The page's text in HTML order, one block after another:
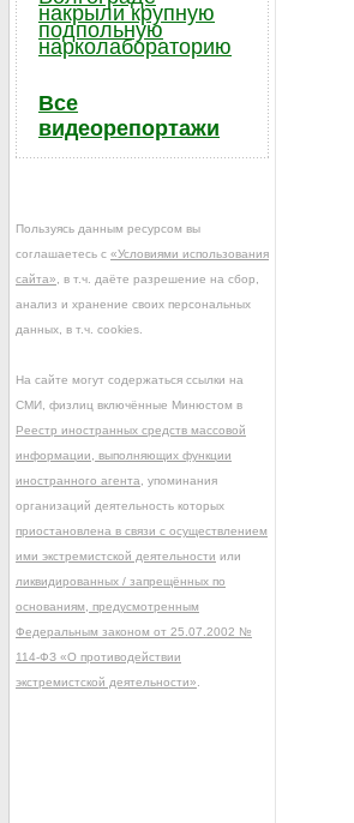
накрыли крупную
подпольную
нарколабораторию
Все
видеорепортажи
Пользуясь данным ресурсом вы
соглашаетесь с «Условиями использования
сайта» , в т.ч. даёте разрешение на сбор,
анализ и хранение своих персональных
данных, в т.ч. cookies.
На сайте могут содержаться ссылки на
СМИ, физлиц включённые Минюстом в
Реестр иностранных средств массовой
информации, выполняющих функции
иностранного агента , упоминания
организаций деятельность которых
приостановлена в связи с осуществлением
ими экстремистской деятельности или
ликвидированных / запрещённых по
основаниям, предусмотренным
Федеральным законом от 25.07.2002 №
114-ФЗ «О противодействии
экстремистской деятельности»